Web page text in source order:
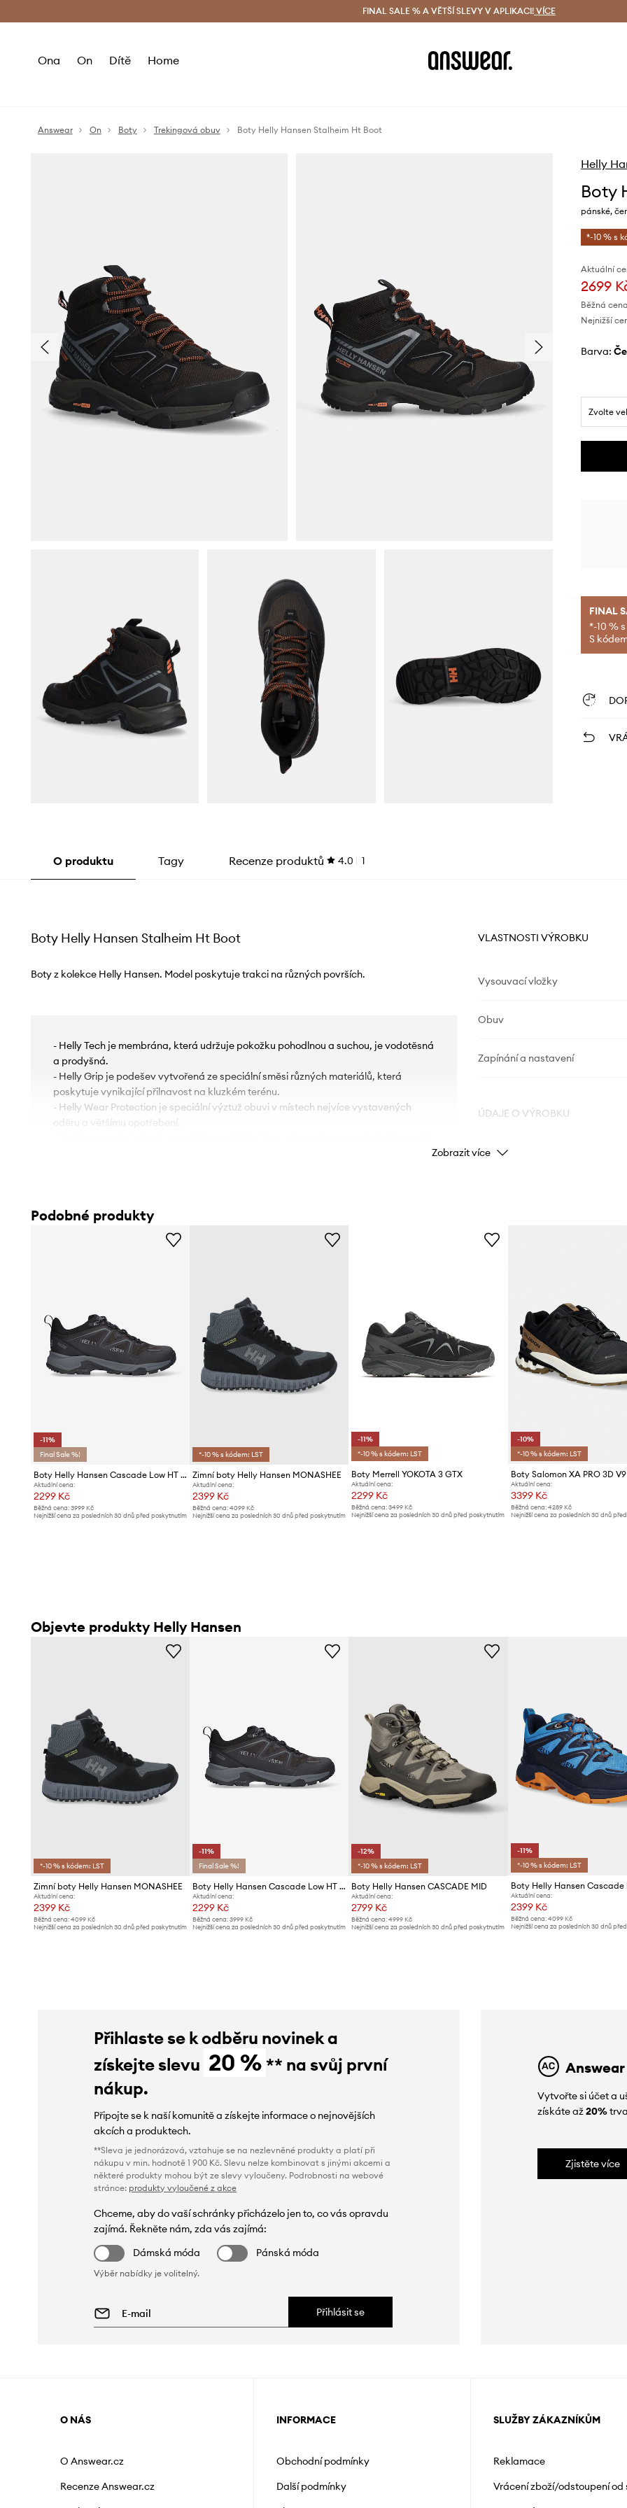
Doručení a vrácení zdarma (od 1800 Kč) Doručení i do 24 h
FINAL SALE % A VĚTŠÍ SLEVY V APLIKACI! VÍCE
Ona On Dítě Home
Answear On Boty Trekingová obuv Boty Helly Hansen Stalheim Ht Boot
Helly
Boty
pánské,
*-10 % s
Aktuální
2699
Běžná
Nejnižší
Barva:
Zvolte
FINAL
*-10 %
S
O produktu Tagy Recenze produktů 4.0 1
Boty Helly Hansen Stalheim Ht Boot
Boty z kolekce Helly Hansen. Model poskytuje trakci na různých površích.
- Helly Tech je membrána, která udržuje pokožku pohodlnou a suchou, je vodotěsná
a prodyšná.
- Helly Grip je podešev vytvořená ze speciální směsi různých materiálů, která
poskytuje vynikající přilnavost na kluzkém terénu.
- Helly Wear Protection je speciální výztuž obuvi v místech nejvíce vystavených
oděru a většímu opotřebení.
- Voděodolnost znamená zvýšenou odolnost proti vodě. Výrobek si zachovává své
vlastnosti při kontaktu s vodou, což umožňuje větší komfort používání díky nižšímu
prahu voděodolnosti, ale nezaručuje úplnou vodotěsnost.
VLASTNOSTI VÝROBKU
Vysouvací vložky
Obuv
Zapínání a nastavení
ÚDAJE O VÝROBKU
Kód výrobce
Značka
ID produktu
Zobrazit více
Podobné produkty
-11%
Final Sale %!
Boty Helly Hansen Cascade Low HT 11749 990
Aktuální cena:
2299 Kč
Běžná cena: 3999 Kč
Nejnižší cena za posledních 30 dnů před poskytnutím
*-10 % s kódem: LST
Zimní boty Helly Hansen MONASHEE
Aktuální cena:
2399 Kč
Běžná cena:4099 Kč
Nejnižší cena za posledních 30 dnů před poskytnutím
-11%
*-10 % s kódem: LST
Boty Merrell YOKOTA 3 GTX
Aktuální cena:
2299 Kč
Běžná cena: 3499 Kč
Nejnižší cena za posledních 30 dnů před poskytnutím
-10%
*-10 % s kódem: LST
Boty Salomon XA PRO 3D V9
Aktuální cena:
3399 Kč
Běžná cena: 4289 Kč
Nejnižší cena za posledních 30 dnů
Objevte produkty Helly Hansen
*-10 % s kódem: LST
Zimní boty Helly Hansen MONASHEE
Aktuální cena:
2399 Kč
Běžná cena: 4099 Kč
Nejnižší cena za posledních 30 dnů před poskytnutím
-11%
Final Sale %!
Boty Helly Hansen Cascade Low HT 11749 990
Aktuální cena:
2299 Kč
Běžná cena:3999 Kč
Nejnižší cena za posledních 30 dnů před poskytnutím
-12%
*-10 % s kódem: LST
Boty Helly Hansen CASCADE MID
Aktuální cena:
2799 Kč
Běžná cena: 4999 Kč
Nejnižší cena za posledních 30 dnů před poskytnutím
-11%
*-10 % s kódem: LST
Boty Helly Hansen Cascade
Aktuální cena:
2399 Kč
Běžná cena: 4099 Kč
Nejnižší cena za posledních 30 dnů
Přihlaste se k odběru novinek a
získejte slevu 20 % ** na svůj první
nákup.
Připojte se k naší komunitě a získejte informace o nejnovějších
akcích a produktech.
**Sleva je jednorázová, vztahuje se na nezlevněné produkty a platí při
nákupu v min. hodnotě 1 900 Kč. Slevu nelze kombinovat s jinými akcemi a
některé produkty mohou být ze slevy vyloučeny. Podrobnosti na webové
stránce: produkty vyloučené z akce
Chceme, aby do vaší schránky přicházelo jen to, co vás opravdu
zajímá. Řekněte nám, zda vás zajímá:
Dámská móda
Pánská móda
Výběr nabídky je volitelný.
Přihlásit se
Vytvořte si účet a
získáte až20%
Zjistěte více
O NÁS
O Answear.cz
Recenze Answear.cz
INFORMACE
Obchodní podmínky
Další podmínky
SLUŽBY ZÁKAZNÍKŮM
Reklamace
Vrácení zboží/odstoupení od